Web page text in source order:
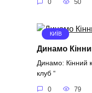
0 50
КИЇВ
Динамо
Динамо: Кінний
клуб “
0 79